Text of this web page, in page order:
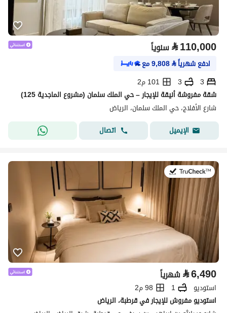
⃁110,000 سنوياً
ادفع شهرياً⃁
9,808مع
3
3
101 م2
شقة مفروشة أنيقة للإيجار – حي الملك سلمان (مشروع الماجدية 125)
شارع الأفلاج، حي الملك سلمان، الرياض
الإيميل
اتصال
في:26 يوليو 2026
⃁6,490 شهرياً
استوديو 1
98 م2
استوديو مفروش للإيجار في قرطبة، الرياض